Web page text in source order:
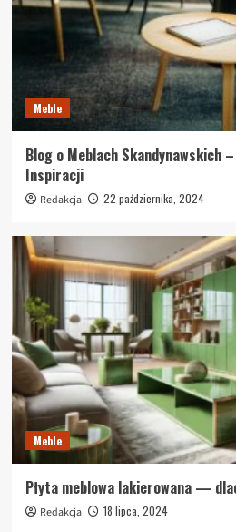
Meble
Blog o Meblach Skandynawskich
Inspiracji
Redakcja 22 października, 2024
Meble
Płyta meblowa lakierowana —
Redakcja 18 lipca, 2024